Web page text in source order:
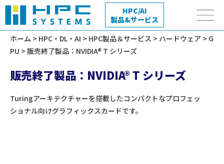
HPC/AI
製品&サービス
ホーム > HPC・DL・AI > HPC製品＆サービス > ハードウェア > G
PU > 販売終了製品：NVIDIA® T シリーズ
販売終了製品：NVIDIA® T シリーズ
Turingアーキテクチャーを搭載したコンパクトなプロフェッ
ショナル向けグラフィックスカードです。